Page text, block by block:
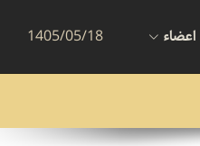
اعضاء 1405/05/18